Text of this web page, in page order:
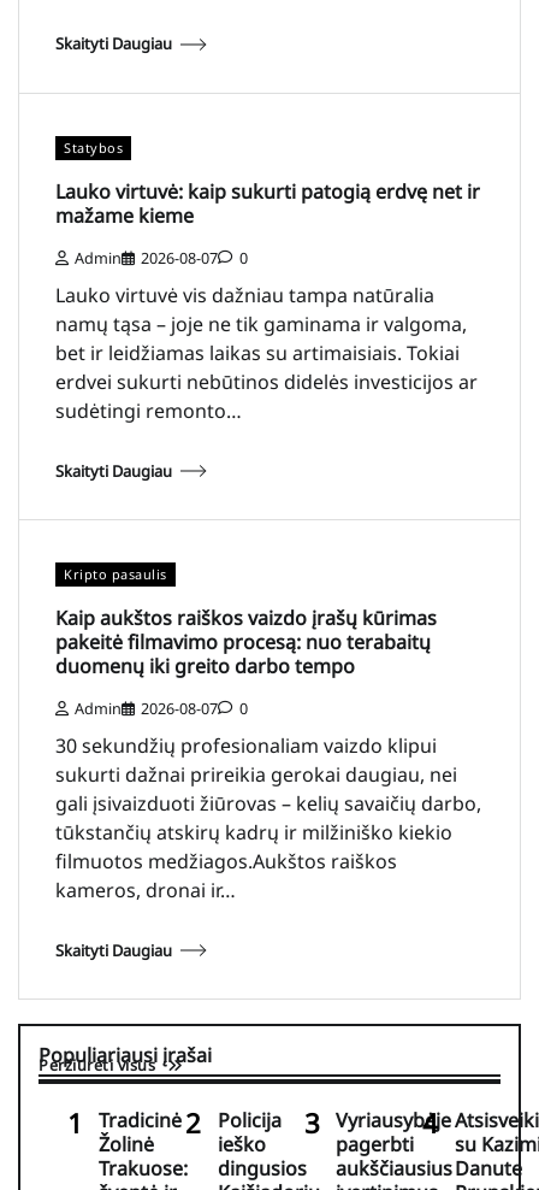
Skaityti Daugiau
Statybos
Lauko virtuvė: kaip sukurti patogią erdvę net ir
mažame kieme
Admin 2026-08-07 0
Lauko virtuvė vis dažniau tampa natūralia
namų tąsa – joje ne tik gaminama ir valgoma,
bet ir leidžiamas laikas su artimaisiais. Tokiai
erdvei sukurti nebūtinos didelės investicijos ar
sudėtingi remonto…
Skaityti Daugiau
Kripto pasaulis
Kaip aukštos raiškos vaizdo įrašų kūrimas
pakeitė filmavimo procesą: nuo terabaitų
duomenų iki greito darbo tempo
Admin 2026-08-07 0
30 sekundžių profesionaliam vaizdo klipui
sukurti dažnai prireikia gerokai daugiau, nei
gali įsivaizduoti žiūrovas – kelių savaičių darbo,
tūkstančių atskirų kadrų ir milžiniško kiekio
filmuotos medžiagos.Aukštos raiškos
kameros, dronai ir…
Skaityti Daugiau
Populiariausi įrašai
Peržiūrėti visus
Tradicinė
Žolinė
Trakuose:
Policija
ieško
dingusios
Vyriausybėje
pagerbti
aukščiausius
su
Danute